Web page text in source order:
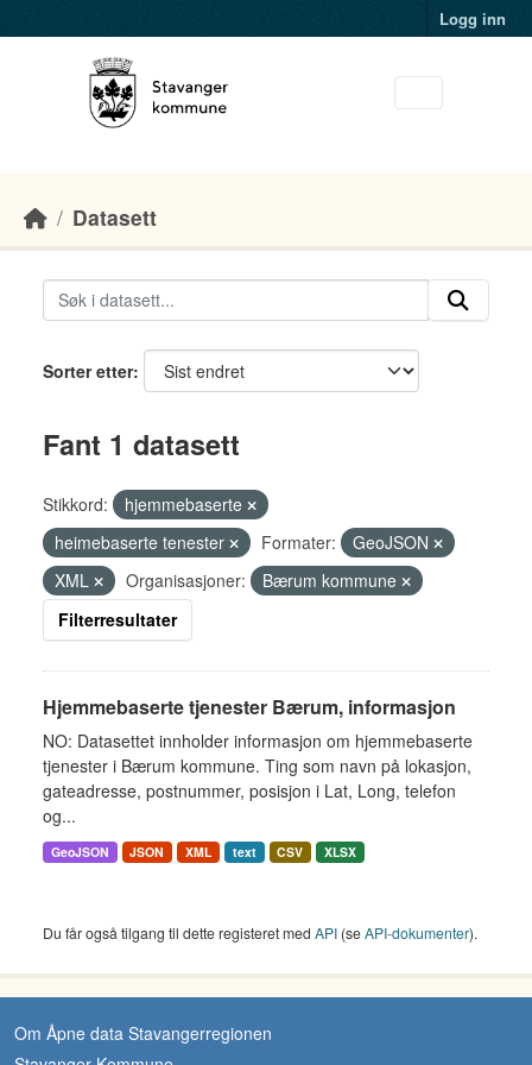
Logg inn
Datasett
Sorter etter
Fant 1 datasett
Stikkord:
hjemmebaserte
heimebaserte tenester
Formater:
GeoJSON
XML
Organisasjoner:
Bærum kommune
Filterresultater
Hjemmebaserte tjenester Bærum, informasjon
NO: Datasettet innholder informasjon om hjemmebaserte
tjenester i Bærum kommune. Ting som navn på lokasjon,
gateadresse, postnummer, posisjon i Lat, Long, telefon
og...
GeoJSON JSON XML text CSV XLSX
Du får også tilgang til dette registeret med API (seAPI-dokumenter).
Om Åpne data Stavangerregionen